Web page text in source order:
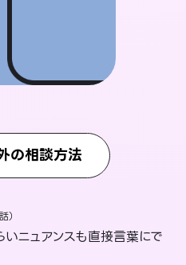
の相談方法
）
ニュアンスも直接言葉にで